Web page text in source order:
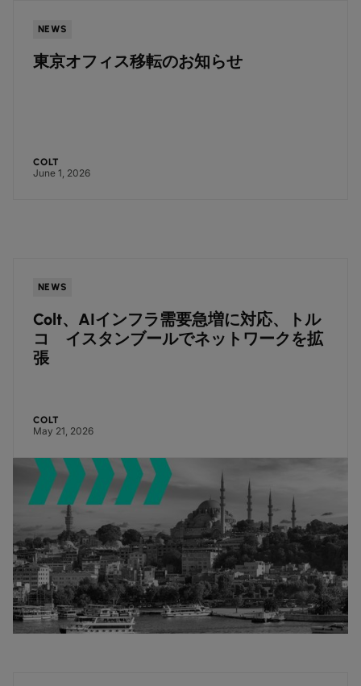
NEWS
東京オフィス移転のお知らせ
COLT
June 1, 2026
NEWS
Colt、AIインフラ需要急増に対応、トル
コ イスタンブールでネットワークを拡
張
COLT
May 21, 2026